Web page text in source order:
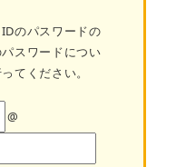
のパスワードの
スワードについ
てください。
@